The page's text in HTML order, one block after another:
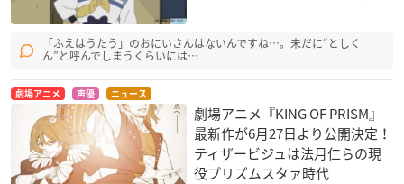
INAL KARTE 12 美
しき報復者
テビョン
D
浅黄笙悟
「ふえはうたう」のおにいさんはないんですね…。未だに“としく
ん”と呼んでしまうくらいには…
劇場アニメ 声優 ニュース
劇場アニメ『KING OF PRISM』
最新作が6月27日より公開決定！
ティザービジュは法月仁らの現
役プリズムスタァ時代